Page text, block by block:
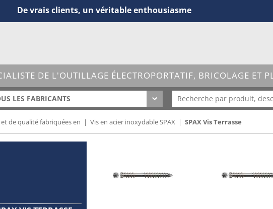
De vrais clients, un véritable enthousiasme
DE L'OUTILLAGE ÉLECTROPORTATIF, BRICOLAGE ET
LES FABRICANTS
de qualité fabriquées en | Vis en acier inoxydable SPAX | SPAX Vis Terrasse